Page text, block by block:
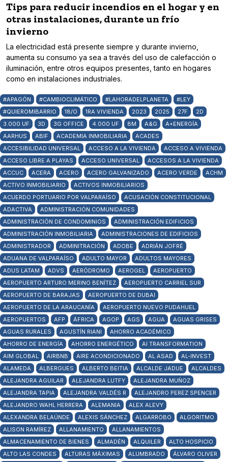
Tips para reducir incendios en el hogar y en
otras instalaciones, durante un frío
invierno
La electricidad está presente siempre y durante invierno,
aumenta su consumo ya sea a través del uso de calefacción o
iluminación, entre otros equipos presentes, tanto en hogares
como en instalaciones industriales.
#APAGÓN #CAMBIOCLIMÁTICO #LAHORADELPLANETA
#LEY
#QUIEROMIBARRIO
18/O 1RA VIVIENDA 2023 2025 27F
2D
3.000 UF
3D 3G OFFICE 4.000 UF 8M A&G
A+ENERGÍA
AARHUS
ABIF ACADEMIA INMOBILIARIA
ACADES
ACCESIBILIDAD UNIVERSAL
ACCESO A LA VIVIENDA
ACCESO A VIVIENDA
ACCESO LIBRE A PLAYAS
ACCESO UNIVERSAL
ACCESOS A LA VIVIENDA
ACCUC
ACERA ACERO ACERO GALVANIZADO ACERO VERDE
ACHM
ACTIVO INMOBILIARIO
ACTIVOS INMOBILIARIOS
ACUERDO PORTUARIO POR VALPARAÍSO
ACUSACIÓN CONSTITUCIONAL
ADACTIVA
ADMINISTRACIÓN COMUNIDADES
ADMINISTRACIÓN DE CONDOMINIOS
ADMINISTRACIÓN EDIFICIOS
ADMINISTRACIÓN INMOBILIARIA
ADMINISTRACIONES DE EDIFICIOS
ADMINISTRADOR
ADMINITRACIÓN ADOBE
ADRIÁN JOFRÉ
ADUANA DE VALPARAÍSO
ADULTO MAYOR
ADULTOS MAYORES
ADUS LATAM
ADVS AERÓDROMO AEROGEL
AEROPUERTO
AEROPUERTO ARTURO MERINO BENÍTEZ
AEROPUERTO CARRIEL SUR
AEROPUERTO DE BARAJAS
AEROPUERTO DE DUBAI
AEROPUERTO DE LA ARAUCANÍA
AEROPUERTO NUEVO PUDAHUEL
AEROPUERTOS
AFP ÁFRICA AGOP AGS AGUA
AGUAS GRISES
AGUAS RURALES
AGUSTÍN RIANI
AHORRO ACADÉMICO
AHORRO DE ENERGÍA
AHORRO ENERGÉTICO
AI TRANSFORMATION
AIM GLOBAL
AIRBNB AIRE ACONDICIONADO AL ASAD
AL-INVEST
ALAMEDA
ALBERGUES ALBERTO BEITIA ALCALDE JADUE
ALCALDES
ALEJANDRA AGUILAR
ALEJANDRA LUTFY
ALEJANDRA MUÑOZ
ALEJANDRA TAPIA
ALEJANDRA VALDÉS R
ALEJANDRO PEREZ SPENCER
ALEJANDRO WAHL HERRERA
ALEMANIA
ALEX ALEVY
ALEXANDRA BELAÚNDE
ALEXIS SÁNCHEZ ALGARROBO
ALGORITMO
ALISON RAMÍREZ
ALLANAMIENTO
ALLANAMIENTOS
ALMACENAMIENTO DE BIENES
ALMADÉN ALQUILER
ALTO HOSPICIO
ALTO LAS CONDES
ALTURAS MÁXIMAS ALUMBRADO
ÁLVARO OLIVER